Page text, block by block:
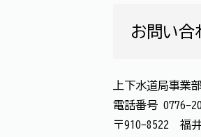
お問い合
上下水道局事業
電話番号 0776-
〒910-8522 福